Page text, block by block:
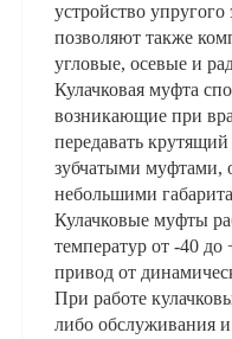
устройство
позволяют также
угловые, осевые и
Кулачковая муфта
возникающие при
передавать
зубчатыми муфтами,
небольшими
Кулачковые муфты
температур от -40 до
привод от
При работе
либо обслуживания